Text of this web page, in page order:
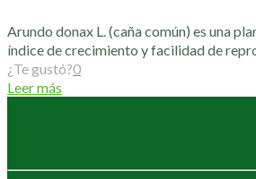
Arundo donax L. (caña común) es una
índice de crecimiento y facilidad de
¿Te gustó?0
Leer más